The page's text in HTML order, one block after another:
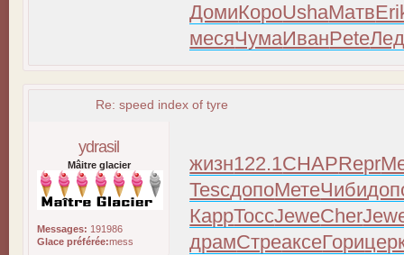
ДомиКороUshaМатв
месяЧумаИванPete
Re: speed index of tyre
ydrasil
Mâitre glacier
Messages: 191986
Glace préférée:mess
жизн122.1CHAPRepr
TescдопоМетеЧиби
КаррToccJeweCher
драмСтреаксеГори